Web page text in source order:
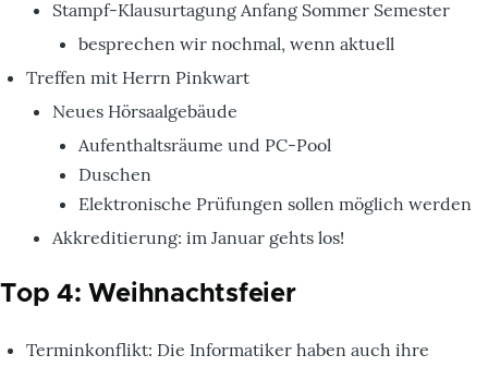
Stampf-Klausurtagung Anfang Sommer Semester
besprechen wir nochmal, wenn aktuell
Treffen mit Herrn Pinkwart
Neues Hörsaalgebäude
Aufenthaltsräume und PC-Pool
Duschen
Elektronische Prüfungen sollen möglich werden
Akkreditierung: im Januar gehts los!
Top 4: Weihnachtsfeier
Terminkonflikt: Die Informatiker haben auch ihre